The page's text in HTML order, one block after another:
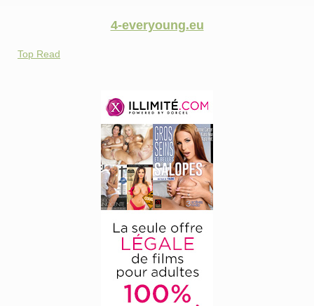
4-everyoung.eu
Top Read